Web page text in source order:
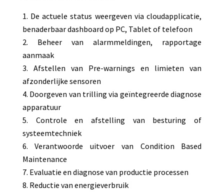
De actuele status weergeven via cloudapplicatie,
benaderbaar dashboard op PC, Tablet of telefoon
Beheer van alarmmeldingen, rapportage
aanmaak
Afstellen van Pre-warnings en limieten van
afzonderlijke sensoren
Doorgeven van trilling via geïntegreerde diagnose
apparatuur
Controle en afstelling van besturing of
systeemtechniek
Verantwoorde uitvoer van Condition Based
Maintenance
Evaluatie en diagnose van productie processen
Reductie van energieverbruik